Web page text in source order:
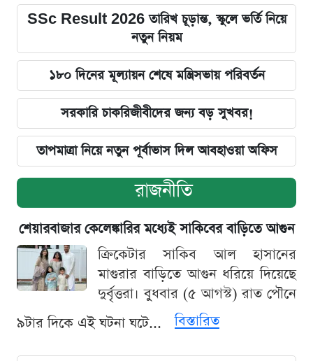
SSc Result 2026 তারিখ চূড়ান্ত, স্কুলে ভর্তি নিয়ে
নতুন নিয়ম
১৮০ দিনের মূল্যায়ন শেষে মন্ত্রিসভায় পরিবর্তন
সরকারি চাকরিজীবীদের জন্য বড় সুখবর!
তাপমাত্রা নিয়ে নতুন পূর্বাভাস দিল আবহাওয়া অফিস
রাজনীতি
শেয়ারবাজার কেলেঙ্কারির মধ্যেই সাকিবের বাড়িতে আগুন
ক্রিকেটার সাকিব আল হাসানের
মাগুরার বাড়িতে আগুন ধরিয়ে দিয়েছে
দুর্বৃত্তরা। বুধবার (৫ আগস্ট) রাত পৌনে
৯টার দিকে এই ঘটনা ঘটে...
বিস্তারিত